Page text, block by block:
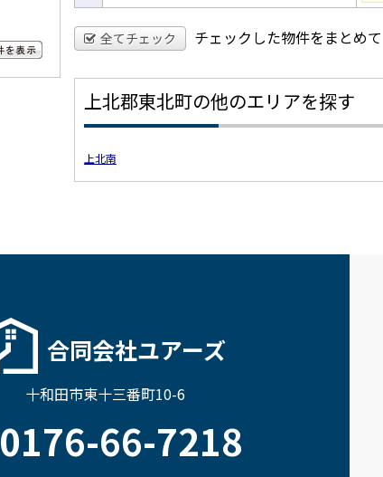
全てチェック チェックした物件をまとめて
上北郡東北町の他のエリアを探す
上北南
合同会社ユアーズ
十和田市東十三番町10-6
0176-66-7218